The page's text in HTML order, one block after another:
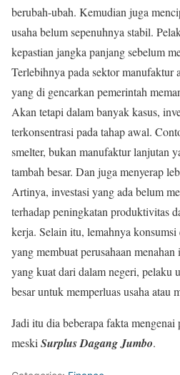
berubah-ubah. Kemudian juga
usaha belum sepenuhnya stabil.
kepastian jangka panjang sebelum
Terlebihnya pada sektor manufaktur
yang di gencarkan pemerintah
Akan tetapi dalam banyak kasus,
terkonsentrasi pada tahap awal.
smelter, bukan manufaktur lanjutan
tambah besar. Dan juga menyerap
Artinya, investasi yang ada belum
terhadap peningkatan produktivitas
kerja. Selain itu, lemahnya
yang membuat perusahaan
yang kuat dari dalam negeri, pelaku
besar untuk memperluas usaha atau
Jadi itu dia beberapa fakta
meski Surplus Dagang Jumbo.